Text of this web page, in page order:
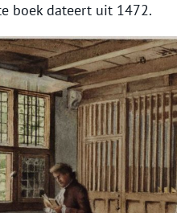
boek dateert uit 1472.